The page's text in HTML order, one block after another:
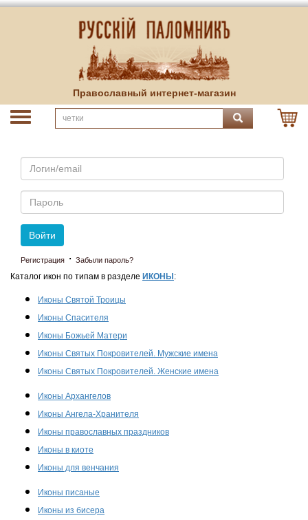
Православный интернет-магазин
Email
Пароль
Войти
Регистрация · Забыли пароль?
Каталог икон по типам в разделе ИКОНЫ :
Иконы Святой Троицы
Иконы Спасителя
Иконы Божьей Матери
Иконы Святых Покровителей. Мужские имена
Иконы Святых Покровителей. Женские имена
Иконы Архангелов
Иконы Ангела-Хранителя
Иконы православных праздников
Иконы в киоте
Иконы для венчания
Иконы писаные
Иконы из бисера